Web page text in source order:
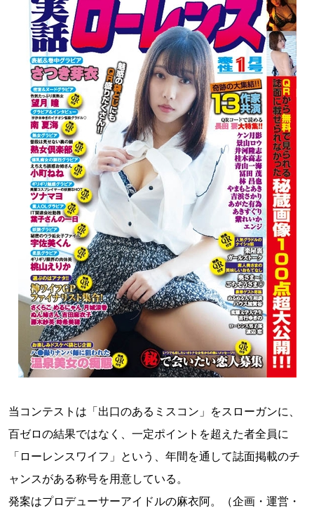
当コンテストは「出口のあるミスコン」をスローガンに、
百ゼロの結果ではなく、一定ポイントを超えた者全員に
「ローレンスワイフ」という、年間を通して誌面掲載のチ
ャンスがある称号を用意している。
発案はプロデューサーアイドルの麻衣阿。（企画・運営・